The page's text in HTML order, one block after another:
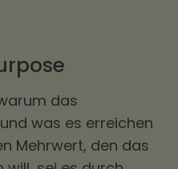
das
was es erreichen
Mehrwert, den das